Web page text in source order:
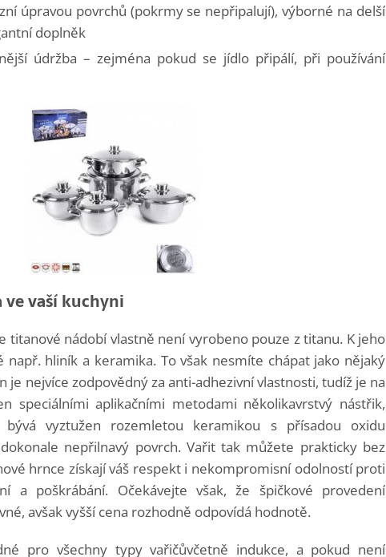
úpravou povrchů (pokrmy se nepřipalují), výborné na delší
doplněk
údržba – zejména pokud se jídlo připálí, při používání
vaší kuchyni
titanové nádobí vlastně není vyrobeno pouze z titanu. K jeho
např. hliník a keramika. To však nesmíte chápat jako nějaký
je nejvíce zodpovědný za anti-adhezivní vlastnosti, tudíž je na
speciálními aplikačními metodami několikavrstvý nástřik,
vyztužen rozemletou keramikou s přísadou oxidu
nepřilnavý povrch. Vařit tak můžete prakticky bez
hrnce získají váš respekt i nekompromisní odolností proti
a poškrábání. Očekávejte však, že špičkové provedení
avšak vyšší cena rozhodně odpovídá hodnotě.
pro všechny typy vařičůvčetně indukce, a pokud není